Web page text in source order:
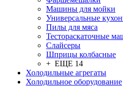
Машины для мойки
Универсальные
Пилы для мяса
Тестораскаточные
Слайсеры
Шприцы колбасные
+ ЕЩЕ 14
Холодильные агрегаты
Холодильное оборудование